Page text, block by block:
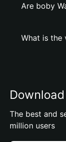
Are boby
What is the
The best and
million users